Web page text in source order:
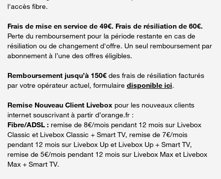
l'accès fibre.
Frais de mise en service de 49€. Frais de résiliation de 60€.
Perte du remboursement pour la période restante en cas de
résiliation ou de changement d'offre. Un seul remboursement par
abonnement à l’une des offres éligibles.
Remboursement jusqu’à 150€ des frais de résiliation facturés
par votre opérateur actuel, formulaire disponible ici.
Remise Nouveau Client Livebox pour les nouveaux clients
internet souscrivant à partir d’orange.fr :
Fibre/ADSL : remise de 8€/mois pendant 12 mois sur Livebox
Classic et Livebox Classic + Smart TV, remise de 7€/mois
pendant 12 mois sur Livebox Up et Livebox Up + Smart TV,
remise de 5€/mois pendant 12 mois sur Livebox Max et Livebox
Max + Smart TV.